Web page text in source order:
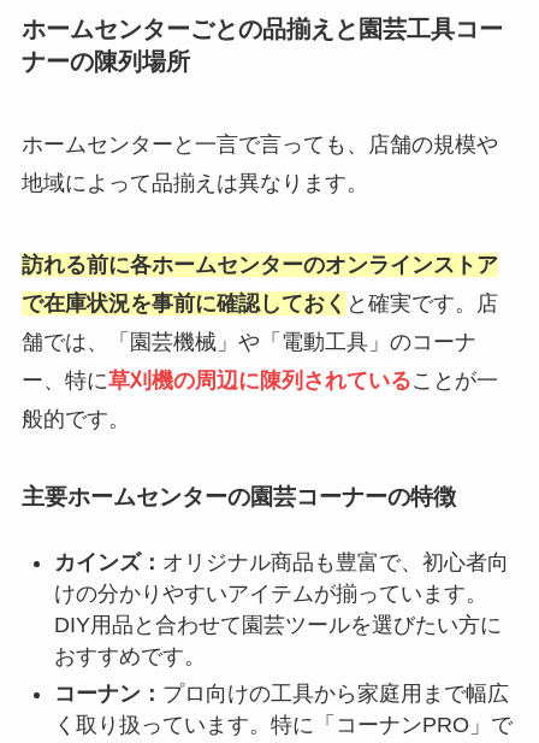
ホームセンターごとの品揃えと園芸工具コー
ナーの陳列場所
ホームセンターと一言で言っても、店舗の規模や
地域によって品揃えは異なります。
訪れる前に各ホームセンターのオンラインストア
で在庫状況を事前に確認しておく と確実です。店
舗では、「園芸機械」や「電動工具」のコーナ
ー、特に草刈機の周辺に陳列されていることが一
般的です。
主要ホームセンターの園芸コーナーの特徴
カインズ： オリジナル商品も豊富で、初心者向
けの分かりやすいアイテムが揃っています。
DIY用品と合わせて園芸ツールを選びたい方に
おすすめです。
コーナン： プロ向けの工具から家庭用まで幅広
く取り扱っています。特に「コーナンPRO」で